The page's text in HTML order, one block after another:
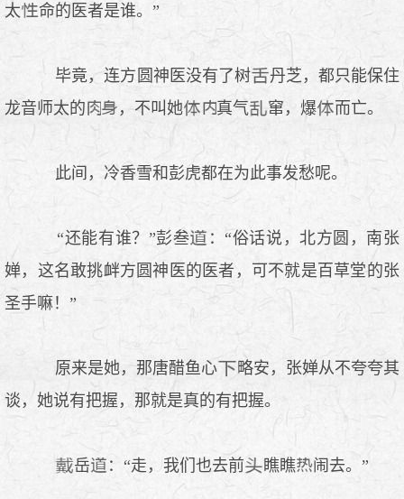
太
命的医者是谁。”
毕竟，连方圆神医没有了树
丹芝，都只能保住
龙音师太的
，不叫她 真气 窜，爆 而亡。
此间，冷香雪和彭虎都在为此事发愁呢。
“还能有谁？”彭叁
：“俗话说，北方圆，南张
婵，这名敢挑衅方圆神医的医者，可不就是百草堂的张
圣手嘛！”
原来是她，那唐醋鱼心
略安，张婵从不夸夸其
谈，她说有把握，那就是真的有把握。
岳 ：“走，我们也去前 瞧瞧 闹去。”